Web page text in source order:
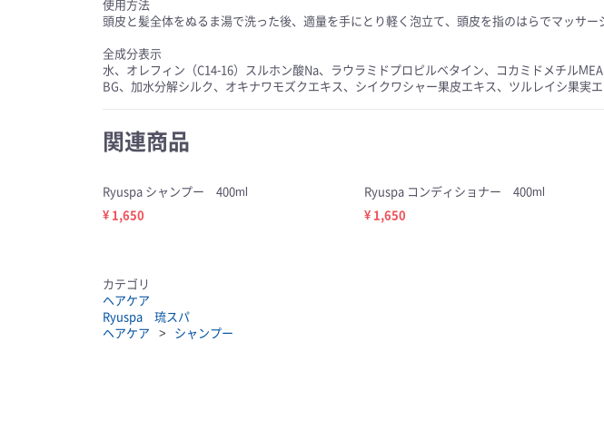
使用方法
頭皮と髪全体をぬるま湯で洗った後、適量を手にとり軽く泡立て、頭皮を指のはらでマッサ
全成分表示
水、オレフィン（C14-16）スルホン酸Na、ラウラミドプロピルベタイン、コカミドメチル
BG、加水分解シルク、オキナワモズクエキス、シイクワシャー果皮エキス、ツルレイシ果実
関連商品
Ryuspa シャンプー 400ml
¥ 1,650
Ryuspa コンディショナー 400ml
¥ 1,650
カテゴリ
ヘアケア
Ryuspa 琉スパ
ヘアケア
シャンプー